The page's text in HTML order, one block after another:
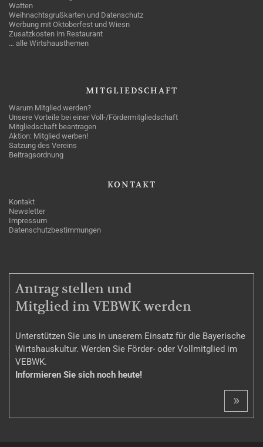
Watten
Weihnachtsgrußkarten und Datenschutz
Werbung mit Oktoberfest und Wiesn
Zusatzkosten im Restaurant
… alle Wirtshausthemen
MITGLIEDSCHAFT
Warum Mitglied werden?
Unsere Vorteile bei einer Voll-/Fördermitgliedschaft
Mitgliedschaft beantragen
Aktion: Mitglied werben!
Satzung des Vereins
Beitragsordnung
KONTAKT
Kontakt
Newsletter
Impressum
Datenschutzbestimmungen
MITGLIEDSCHAFT
Antrag stellen und
Mitglied im VEBWK werden
Unterstützen Sie uns in unserem Einsatz für die Bayerische
Wirtshauskultur. Werden Sie Förder- oder Vollmitglied im
VEBWK.
Informieren Sie sich noch heute!
»